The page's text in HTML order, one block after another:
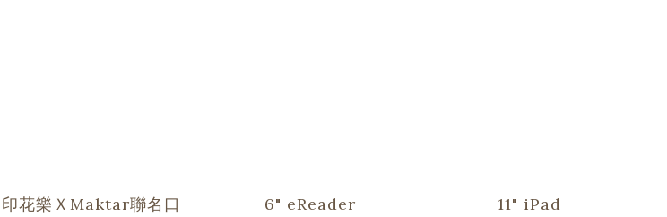
印花樂ＸMaktar聯名口
6" eReader
11" iPad